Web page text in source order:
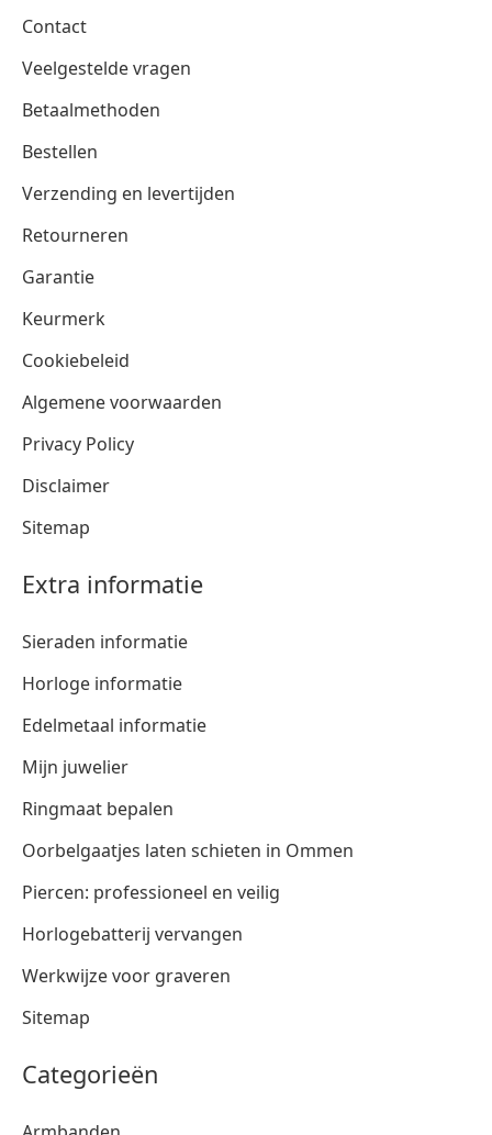
Contact
Veelgestelde vragen
Betaalmethoden
Bestellen
Verzending en levertijden
Retourneren
Garantie
Keurmerk
Cookiebeleid
Algemene voorwaarden
Privacy Policy
Disclaimer
Sitemap
Extra informatie
Sieraden informatie
Horloge informatie
Edelmetaal informatie
Mijn juwelier
Ringmaat bepalen
Oorbelgaatjes laten schieten in Ommen
Piercen: professioneel en veilig
Horlogebatterij vervangen
Werkwijze voor graveren
Sitemap
Categorieën